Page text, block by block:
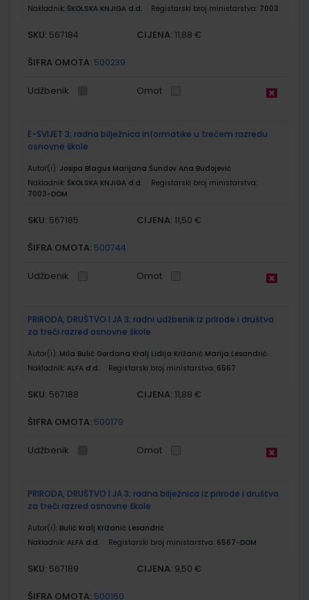
Nakladnik: ŠKOLSKA KNJIGA d.d. Registarski broj ministarstva: 7003
SKU: 567184 CIJENA: 11,88 €
ŠIFRA OMOTA: 500239
Udžbenik Omot
E-SVIJET 3; radna bilježnica informatike u trećem razredu
osnovne škole
Autor(i): Josipa Blagus Marijana Šundov Ana Budojević
Nakladnik: ŠKOLSKA KNJIGA d.d.
Registarski broj ministarstva:
7003-DOM
SKU: 567185 CIJENA: 11,50 €
ŠIFRA OMOTA: 500744
Udžbenik Omot
PRIRODA, DRUŠTVO I JA 3; radni udžbenik iz prirode i društva
za treći razred osnovne škole
Autor(i): Mila Bulić Gordana Kralj Lidija Križanić Marija Lesandrić
Nakladnik: ALFA d.d. Registarski broj ministarstva: 6567
SKU: 567188 CIJENA: 11,88 €
ŠIFRA OMOTA: 500179
Udžbenik Omot
PRIRODA, DRUŠTVO I JA 3; radna bilježnica iz prirode i društva
za treći razred osnovne škole
Autor(i): Bulić Kralj Križanić Lesandrić
Nakladnik: ALFA d.d. Registarski broj ministarstva: 6567-DOM
SKU: 567189 CIJENA: 9,50 €
ŠIFRA OMOTA: 500160